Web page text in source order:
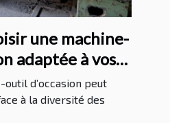
une machine-
adaptée à vos
d’occasion peut
à la diversité des